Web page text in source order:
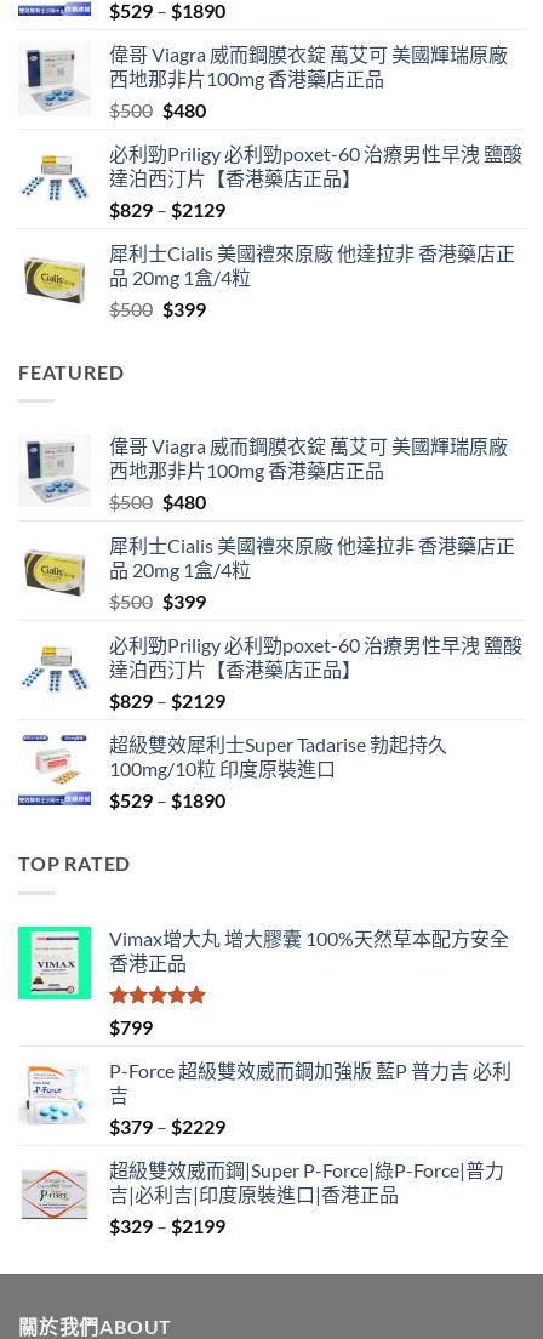
$529 – $1890Price
$529
through
偉哥 Viagra 威而鋼膜衣錠 萬艾可 美國輝瑞原廠
西地那非片100mg 香港藥店正品
$500 Original
was:
$500.
$480Current
is:
$480.
必利勁Priligy 必利勁poxet-60 治療男性早洩 鹽酸
達泊西汀片【香港藥店正品】
$829 – $2129Price
$829
through
犀利士Cialis 美國禮來原廠 他達拉非 香港藥店正
品 20mg 1盒/4粒
$500 Original
$399Current
FEATURED
偉哥 Viagra 威而鋼膜衣錠 萬艾可 美國輝瑞原廠
西地那非片100mg 香港藥店正品
$500 Original
was:
$500.
$480Current
is:
$480.
犀利士Cialis 美國禮來原廠 他達拉非 香港藥店正
品 20mg 1盒/4粒
$500 Original
was:
$500.
$399Current
is:
$399.
必利勁Priligy 必利勁poxet-60 治療男性早洩 鹽酸
達泊西汀片【香港藥店正品】
$829 – $2129Price
$829
through
$2129
超級雙效犀利士Super Tadarise 勃起持久
100mg/10粒 印度原裝進口
$529 – $1890Price
TOP RATED
Vimax增大丸 增大膠囊 100%天然草本配方安全
香港正品
評分
滿分 5
$799
P-Force 超級雙效威而鋼加強版 藍P 普力吉 必利
吉
$379 – $2229Price
$379
through
$2229
超級雙效威而鋼|Super P-Force|綠P-Force|普力
吉|必利吉|印度原裝進口|香港正品
$329 – $2199Price
$329
關於我們ABOUT